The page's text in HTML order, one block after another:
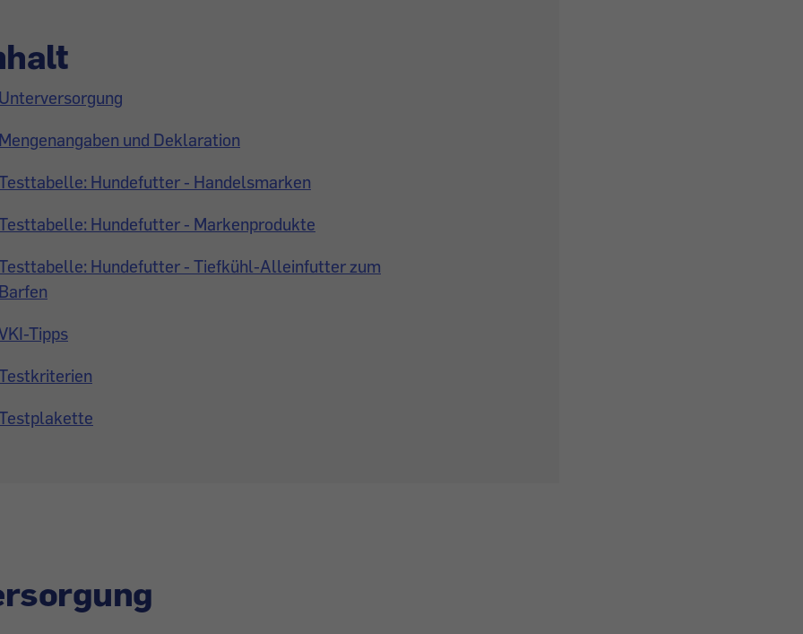
und Deklaration
Hundefutter - Handelsmarken
Hundefutter - Markenprodukte
Hundefutter - Tiefkühl-Alleinfutter zum
Tipps